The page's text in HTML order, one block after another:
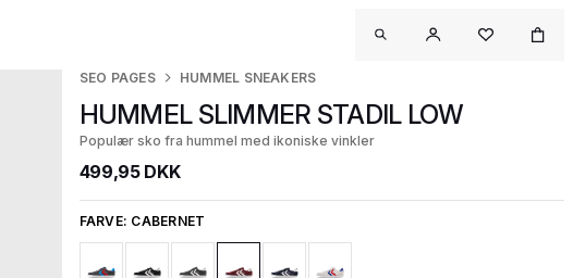
SEO PAGES HUMMEL SNEAKERS
HUMMEL SLIMMER STADIL LOW
Populær sko fra hummel med ikoniske vinkler
499,95 DKK
FARVE: CABERNET